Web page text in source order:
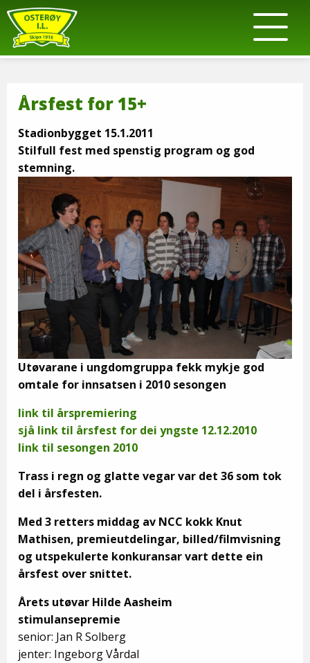
Årsfest for 15+
Stadionbygget 15.1.2011
Stilfull fest med spenstig program og god
stemning.
Utøvarane i ungdomgruppa fekk mykje god
omtale for innsatsen i 2010 sesongen
link til årspremiering
sjå link til årsfest for dei yngste 12.12.2010
link til sesongen 2010
Trass i regn og glatte vegar var det 36 som tok
del i årsfesten.
Med 3 retters middag av NCC kokk Knut
Mathisen, premieutdelingar, billed/filmvisning
og utspekulerte konkuransar vart dette ein
årsfest over snittet.
Årets utøvar Hilde Aasheim
stimulansepremie
senior: Jan R Solberg
jenter: Ingeborg Vårdal